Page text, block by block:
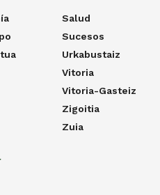
Salud
Sucesos
Urkabustaiz
Vitoria
Vitoria-Gasteiz
Zigoitia
Zuia